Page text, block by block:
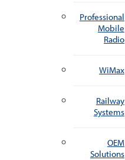
Professional
Mobile
Radio
WiMax
Railway
Systems
OEM
Solutions